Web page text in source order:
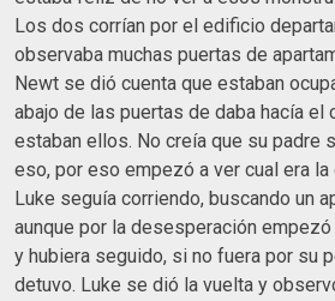
Los dos corrían por el edificio
observaba muchas puertas de
Newt se dió cuenta que estaban
abajo de las puertas de daba hacía el
estaban ellos. No creía que su padre
eso, por eso empezó a ver cual era la
Luke seguía corriendo, buscando un
aunque por la desesperación
y hubiera seguido, si no fuera por su
detuvo. Luke se dió la vuelta y